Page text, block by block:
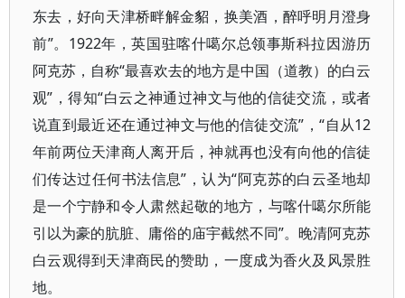
东去，好向天津桥畔解金貂，换美酒，醉呼明月澄身
前”。1922年，英国驻喀什噶尔总领事斯科拉因游历
阿克苏，自称“最喜欢去的地方是中国（道教）的白云
观”，得知“白云之神通过神文与他的信徒交流，或者
说直到最近还在通过神文与他的信徒交流”，“自从12
年前两位天津商人离开后，神就再也没有向他的信徒
们传达过任何书法信息”，认为“阿克苏的白云圣地却
是一个宁静和令人肃然起敬的地方，与喀什噶尔所能
引以为豪的肮脏、庸俗的庙宇截然不同”。晚清阿克苏
白云观得到天津商民的赞助，一度成为香火及风景胜
地。